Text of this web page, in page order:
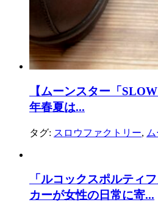
【ムーンスター「
年春夏は...
タグ: スロウファクトリー,
「ルコックスポルティ
カーが女性の日常に寄...